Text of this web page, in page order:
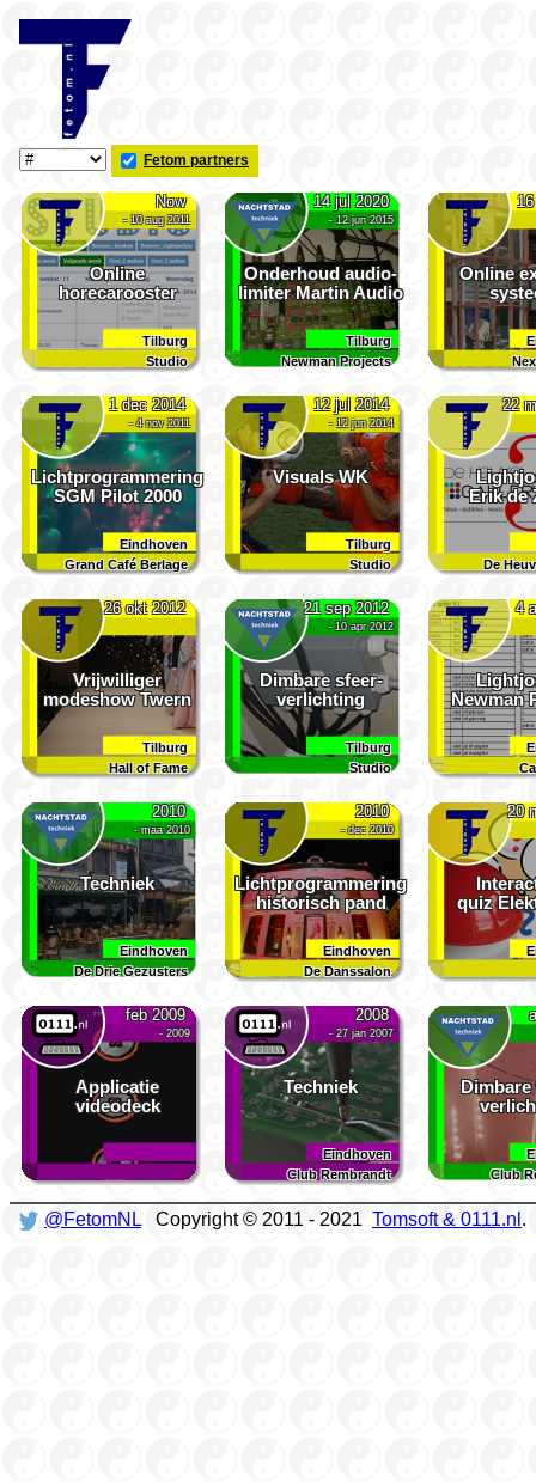
Fetom partners
Now
- 10 aug 2011
Online
horeca­rooster
Tilburg
Studio
14 jul 2020
- 12 jun 2015
Onderhoud audio­
limiterMartin Audio
Tilburg
Newman Projects
Online
1 dec 2014
- 4 nov 2011
Lichtprogrammering
SGM Pilot 2000
Eindhoven
Grand Café Berlage
12 jul 2014
- 12 jun 2014
Visuals WK
Tilburg
Studio
22
Erik de
De
26 okt 2012
Vrijwilliger
modeshow Twern
Tilburg
Hall of Fame
21 sep 2012
- 10 apr 2012
Dimbare sfeer­
verlichting
Tilburg
Studio
4
Newman
2010
- maa 2010
Techniek
Eindhoven
De Drie Gezusters
2010
- dec 2010
Lichtprogrammering
historisch pand
Eindhoven
De Danssalon
20
quiz
feb 2009
- 2009
Applicatie
videodeck
2008
- 27 jan 2007
Techniek
Eindhoven
Club Rembrandt
Club
@FetomNL Copyright © 2011 - 2021 Tomsoft & 0111.nl .